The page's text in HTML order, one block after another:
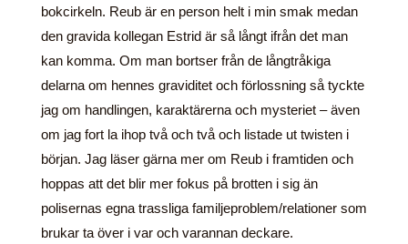
bokcirkeln. Reub är en person helt i min smak medan
den gravida kollegan Estrid är så långt ifrån det man
kan komma. Om man bortser från de långtråkiga
delarna om hennes graviditet och förlossning så tyckte
jag om handlingen, karaktärerna och mysteriet – även
om jag fort la ihop två och två och listade ut twisten i
början. Jag läser gärna mer om Reub i framtiden och
hoppas att det blir mer fokus på brotten i sig än
polisernas egna trassliga familjeproblem/relationer som
brukar ta över i var och varannan deckare.